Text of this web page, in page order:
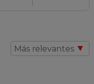
Más relevantes